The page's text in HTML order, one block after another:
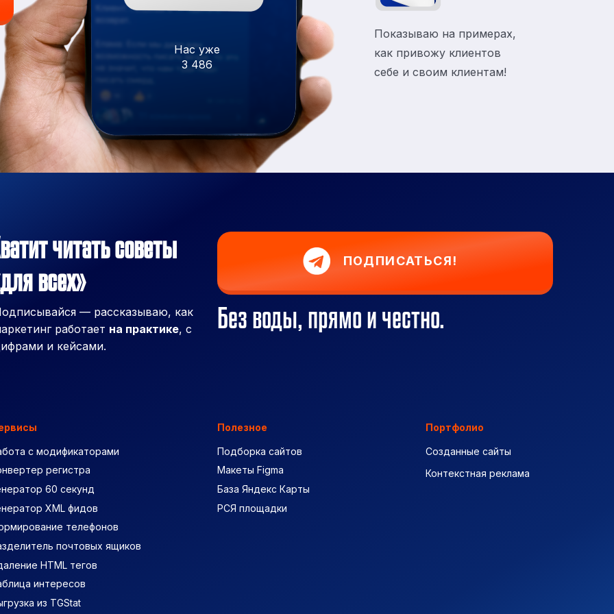
Показываю на примерах,
как привожу клиентов
себе и своим клиентам!
Нас уже
3 486
читать советы
всех»
— рассказываю, как
работает на практике, с
и кейсами.
ПОДПИСАТЬСЯ!
Без воды, прямо и честно.
с модификаторами
регистра
60 секунд
XML фидов
телефонов
почтовых ящиков
HTML тегов
интересов
из TGStat
Полезное
Подборка сайтов
Макеты Figma
База Яндекс Карты
РСЯ площадки
Портфолио
Созданные сайты
Контекстная реклама